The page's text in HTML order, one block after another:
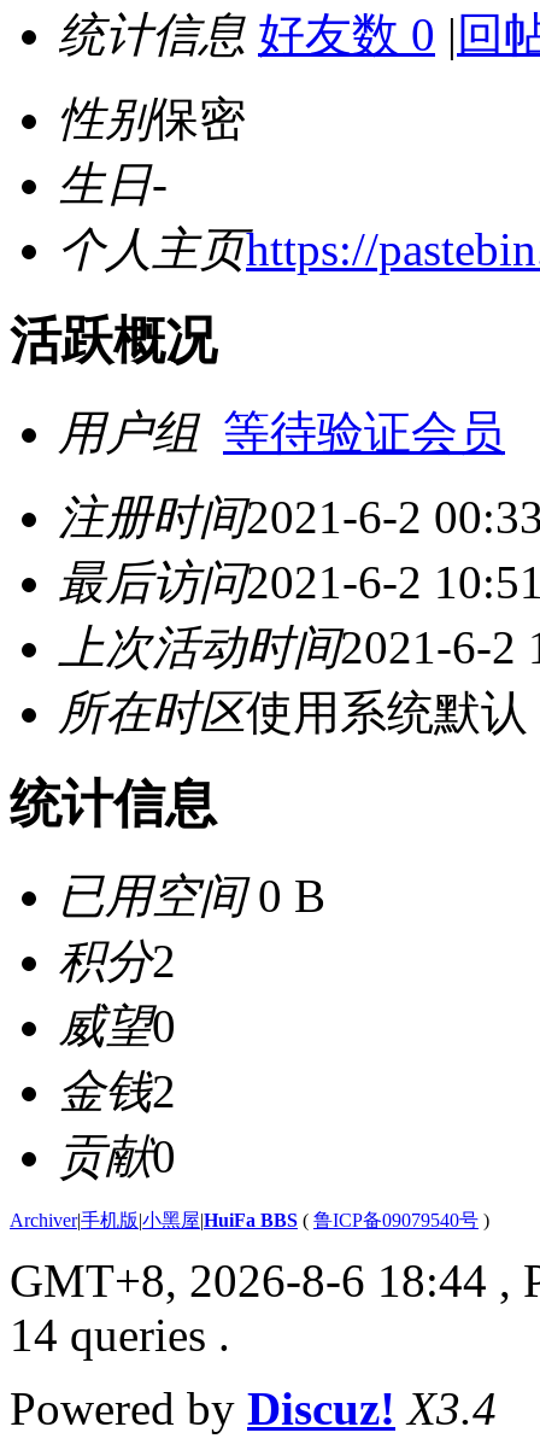
统计信息 好友数 0 | 回
性别保密
生日-
个人主页https://
活跃概况
用户组 等待验证会员
注册时间2021-6-2
最后访问2021-6-2
上次活动时间2021-6-2
所在时区使用系统默认
统计信息
已用空间0 B
积分2
威望0
金钱2
贡献0
Archiver|手机版|小黑屋|HuiFa BBS ( 鲁ICP备09079540号 )
GMT+8, 2026-8-6 18:44 ,
14 queries .
Powered by Discuz! X3.4